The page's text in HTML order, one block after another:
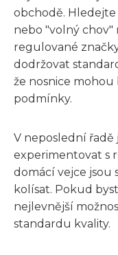
obchodě. Hledejte
nebo "volný chov"
regulované
dodržovat
že nosnice
podmínky.
V neposlední řadě
experimentovat s
domácí vejce jsou
kolísat. Pokud
nejlevnější
standardu kvality.